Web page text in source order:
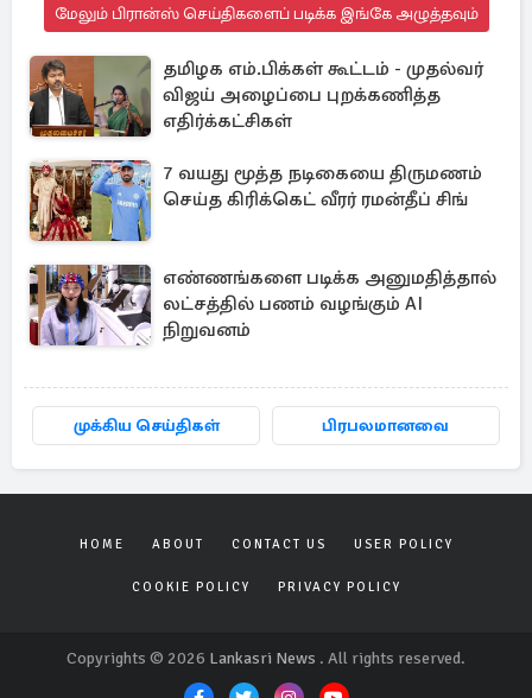
மேலும் பிரான்ஸ் செய்திகளைப் படிக்க இங்கே அழுத்தவும்
தமிழக எம்.பிக்கள் கூட்டம் - முதல்வர்
விஜய் அழைப்பை புறக்கணித்த
எதிர்க்கட்சிகள்
7 வயது மூத்த நடிகையை திருமணம்
செய்த கிரிக்கெட் வீரர் ரமன்தீப் சிங்
எண்ணங்களை படிக்க அனுமதித்தால்
லட்சத்தில் பணம் வழங்கும் AI
நிறுவனம்
முக்கிய செய்திகள் பிரபலமானவை
HOME ABOUT CONTACT US USER POLICY
COOKIE POLICY PRIVACY POLICY
Copyrights © 2026 Lankasri News . All rights reserved.